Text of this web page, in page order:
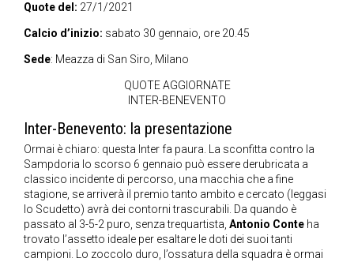
Quote del: 27/1/2021
Calcio d’inizio: sabato 30 gennaio, ore 20.45
Sede: Meazza di San Siro, Milano
QUOTE AGGIORNATE
INTER-BENEVENTO
Inter-Benevento: la presentazione
Ormai è chiaro: questa Inter fa paura. La sconfitta contro la
Sampdoria lo scorso 6 gennaio può essere derubricata a
classico incidente di percorso, una macchia che a fine
stagione, se arriverà il premio tanto ambito e cercato (leggasi
lo Scudetto) avrà dei contorni trascurabili. Da quando è
passato al 3-5-2 puro, senza trequartista, Antonio Conte ha
trovato l’assetto ideale per esaltare le doti dei suoi tanti
campioni. Lo zoccolo duro, l’ossatura della squadra è ormai